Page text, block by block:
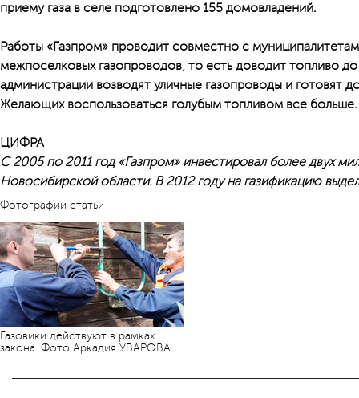
приему газа в селе подготовлено 155 домовладений.
Работы «Газпром» проводит совместно с
межпоселковых газопроводов, то есть доводит топливо
администрации возводят уличные газопроводы и готовят
Желающих воспользоваться голубым топливом все больше.
ЦИФРА
С 2005 по 2011 год «Газпром» инвестировал более двух
Новосибирской области. В 2012 году на газификацию
Фотографии статьи
Газовики действуют в рамках
закона. Фото Аркадия УВАРОВА